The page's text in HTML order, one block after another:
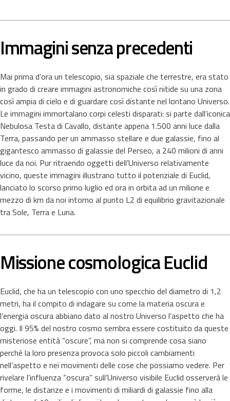
Immagini senza precedenti
Mai prima d’ora un telescopio, sia spaziale che terrestre, era stato
in grado di creare immagini astronomiche così nitide su una zona
così ampia di cielo e di guardare così distante nel lontano Universo.
Le immagini immortalano corpi celesti disparati: si parte dall’iconica
Nebulosa Testa di Cavallo, distante appena 1.500 anni luce dalla
Terra, passando per un ammasso stellare e due galassie, fino al
gigantesco ammasso di galassie del Perseo, a 240 milioni di anni
luce da noi. Pur ritraendo oggetti dell’Universo relativamente
vicino, queste immagini illustrano tutto il potenziale di Euclid,
lanciato lo scorso primo luglio ed ora in orbita ad un milione e
mezzo di km da noi intorno al punto L2 di equilibrio gravitazionale
tra Sole, Terra e Luna.
Missione cosmologica Euclid
Euclid, che ha un telescopio con uno specchio del diametro di 1,2
metri, ha il compito di indagare su come la materia oscura e
l’energia oscura abbiano dato al nostro Universo l’aspetto che ha
oggi. Il 95% del nostro cosmo sembra essere costituito da queste
misteriose entità “oscure”, ma non si comprende cosa siano
perché la loro presenza provoca solo piccoli cambiamenti
nell’aspetto e nei movimenti delle cose che possiamo vedere. Per
rivelare l’influenza “oscura” sull’Universo visibile Euclid osserverà le
forme, le distanze e i movimenti di miliardi di galassie fino alla